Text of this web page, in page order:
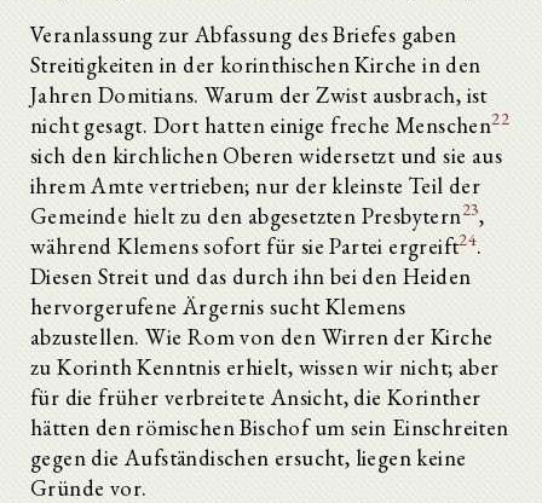
Veranlassung zur Abfassung des Briefes gaben
Streitigkeiten in der korinthischen Kirche in den
Jahren Domitians. Warum der Zwist ausbrach, ist
nicht gesagt. Dort hatten einige freche Menschen22
sich den kirchlichen Oberen widersetzt und sie aus
ihrem Amte vertrieben; nur der kleinste Teil der
Gemeinde hielt zu den abgesetzten Presbytern23,
während Klemens sofort für sie Partei ergreift24.
Diesen Streit und das durch ihn bei den Heiden
hervorgerufene Ärgernis sucht Klemens
abzustellen. Wie Rom von den Wirren der Kirche
zu Korinth Kenntnis erhielt, wissen wir nicht; aber
für die früher verbreitete Ansicht, die Korinther
hätten den römischen Bischof um sein Einschreiten
gegen die Aufständischen ersucht, liegen keine
Gründe vor.